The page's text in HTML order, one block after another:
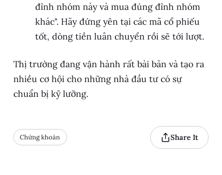
đỉnh nhóm này và mua đúng đỉnh nhóm
khác". Hãy đứng yên tại các mã cổ phiếu
tốt, dòng tiền luân chuyển rồi sẽ tới lượt.
Thị trường đang vận hành rất bài bản và tạo ra
nhiều cơ hội cho những nhà đầu tư có sự
chuẩn bị kỹ lưỡng.
Chứng khoán Share It